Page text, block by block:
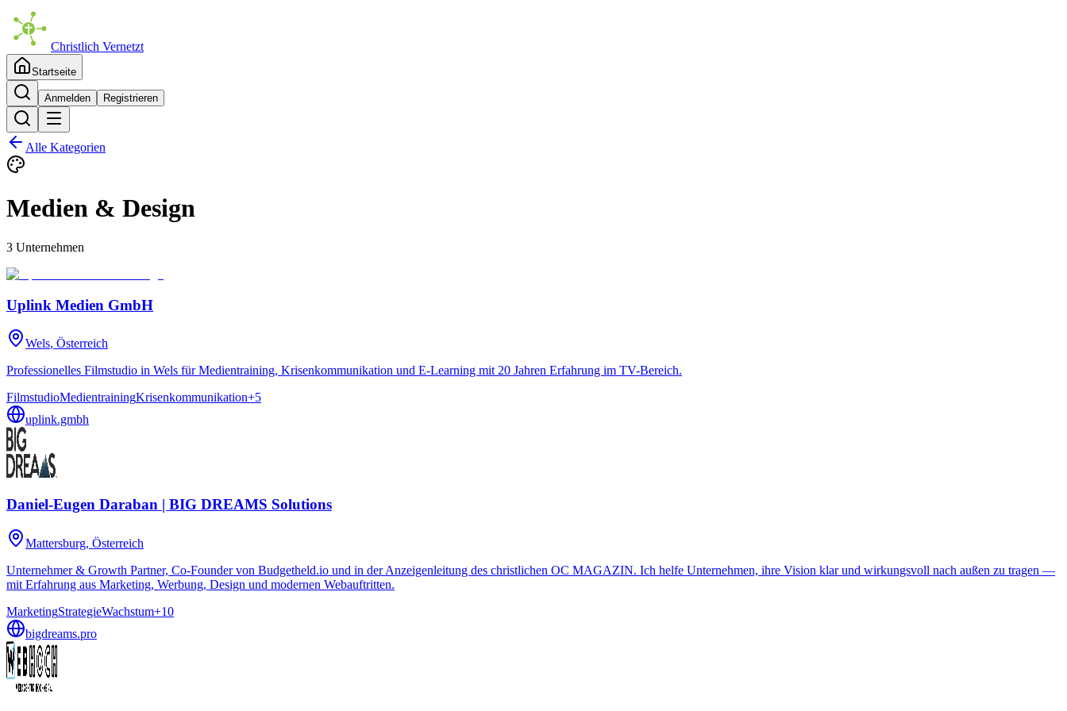
Christlich Vernetzt
Startseite
Anmelden Registrieren
Alle Kategorien
Medien & Design
3 Unternehmen
Uplink Medien GmbH
Wels, Österreich
Professionelles Filmstudio in Wels für Medientraining, Krisenkommunikation und E-Learning mit 20 Jahren Erfahrung im TV-Bereich.
FilmstudioMedientrainingKrisenkommunikation+5
uplink.gmbh
Daniel-Eugen Daraban | BIG DREAMS Solutions
Mattersburg, Österreich
Unternehmer & Growth Partner, Co-Founder von Budgetheld.io und in der Anzeigenleitung des christlichen OC MAGAZIN. Ich helfe Unternehmen, ihre Vision klar und wirkungsvoll nach außen zu tragen —
mit Erfahrung aus Marketing, Werbung, Design und modernen Webauftritten.
MarketingStrategieWachstum+10
bigdreams.pro